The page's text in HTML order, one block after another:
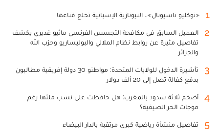
1 «نوكليو ناسيونال».. النيونازية الإسبانية تخلع قناعها
2
العميل السابق في مكافحة التجسس الفرنسي ماثيو غديري يكشف
تفاصيل مثيرة عن روابط نظام الملالي والبوليساريو وحزب الله
والجزائر
3
تأشيرة الدخول للولايات المتحدة: مواطنو 30 دولة إفريقية مطالبون
بدفع كفالة تصل إلى 20 ألف دولار
4
أضخم ثلاثة سدود بالمغرب: هل حافظت على نسب ملئها رغم
موجات الحر الصيفية؟
5 تفاصيل منشأة رياضية كبرى مرتقبة بالدار البيضاء